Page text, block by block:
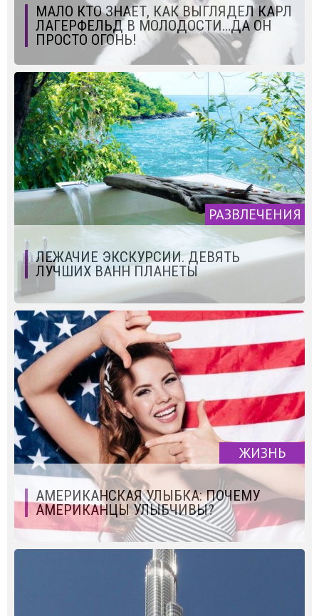
МАЛО КТО ЗНАЕТ, КАК ВЫГЛЯДЕЛ КАРЛ
ЛАГЕРФЕЛЬД В МОЛОДОСТИ…ДА ОН
ПРОСТО ОГОНЬ!
РАЗВЛЕЧЕНИЯ
ЛЕЖАЧИЕ ЭКСКУРСИИ. ДЕВЯТЬ
ЛУЧШИХ ВАНН ПЛАНЕТЫ
ЖИЗНЬ
АМЕРИКАНСКАЯ УЛЫБКА: ПОЧЕМУ
АМЕРИКАНЦЫ УЛЫБЧИВЫ?